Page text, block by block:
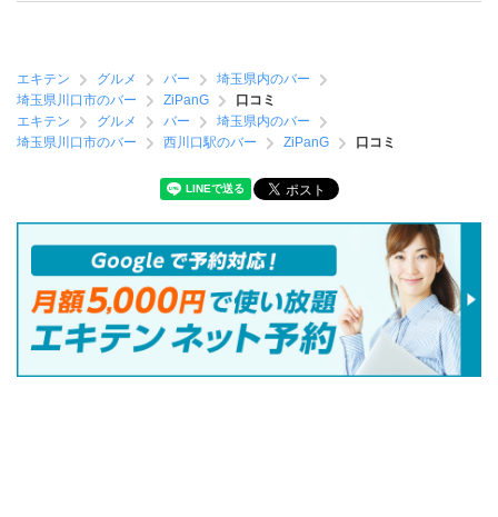
エキテン グルメ バー
埼玉県内のバー
埼玉県川口市のバー
ZiPanG
口コミ
エキテン
グルメ バー
埼玉県内のバー
埼玉県川口市のバー
西川口駅のバー ZiPanG 口コミ